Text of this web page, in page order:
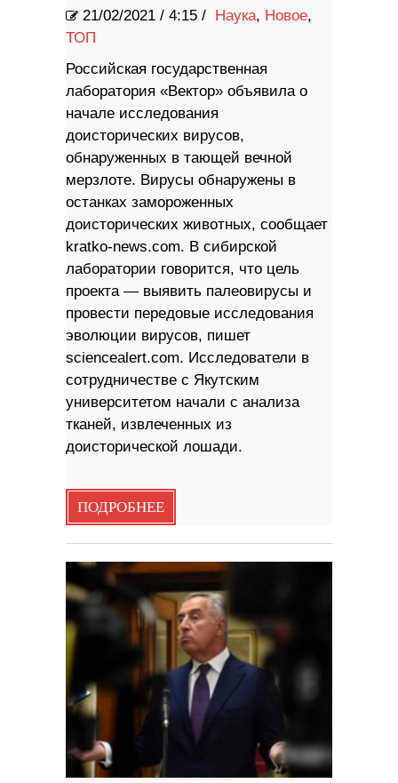
21/02/2021 / 4:15 / Наука, Новое,
ТОП
Российская государственная
лаборатория «Вектор» объявила о
начале исследования
доисторических вирусов,
обнаруженных в тающей вечной
мерзлоте. Вирусы обнаружены в
останках замороженных
доисторических животных, сообщает
kratko-news.com. В сибирской
лаборатории говорится, что цель
проекта — выявить палеовирусы и
провести передовые исследования
эволюции вирусов, пишет
sciencealert.com. Исследователи в
сотрудничестве с Якутским
университетом начали с анализа
тканей, извлеченных из
доисторической лошади.
ПОДРОБНЕЕ